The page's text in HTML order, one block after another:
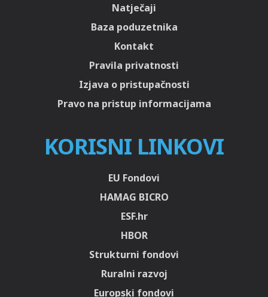
Natječaji
Baza poduzetnika
Kontakt
Pravila privatnosti
Izjava o pristupačnosti
Pravo na pristup informacijama
KORISNI LINKOVI
EU Fondovi
HAMAG BICRO
ESF.hr
HBOR
Strukturni fondovi
Ruralni razvoj
Europski fondovi